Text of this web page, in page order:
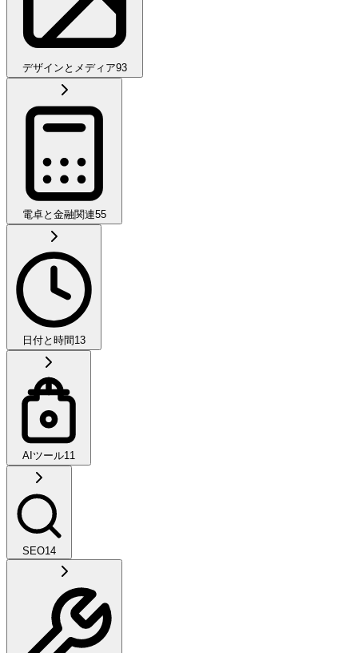
デザインとメディア93
電卓と金融関連55
日付と時間 13
AIツール11
SEO14